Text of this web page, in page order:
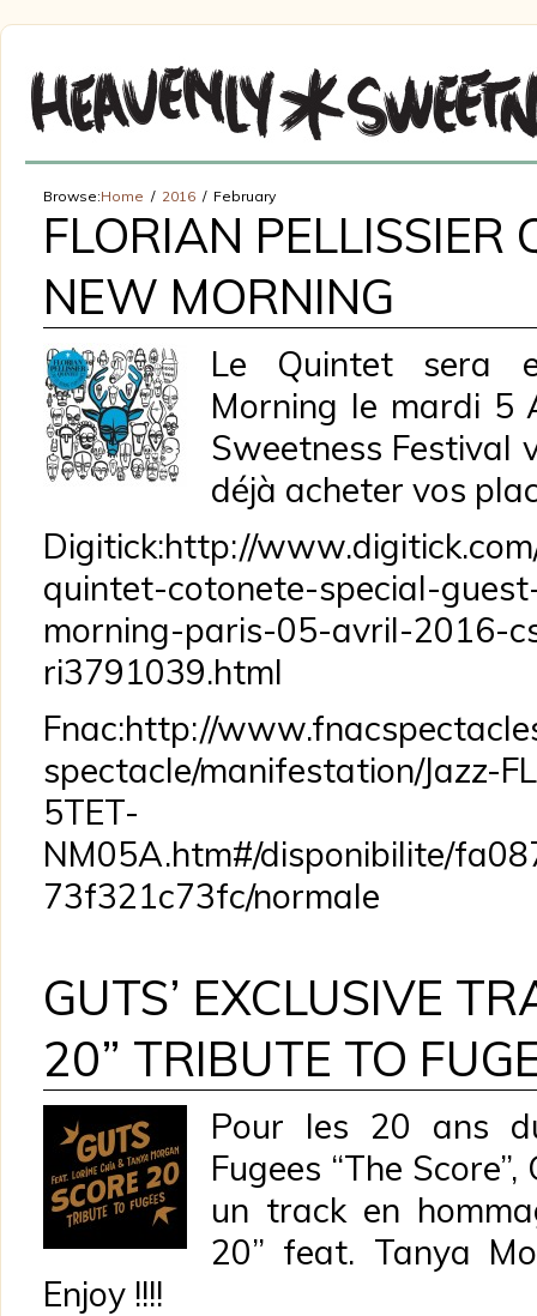
Browse:Home 2016 February
FLORIAN PELLISSIER
NEW MORNING
Le Quintet sera
Morning le mardi 5
Sweetness Festival
déjà acheter vos
Digitick:http://
quintet-cotonete-special-
morning-paris-05-avril-2016-
ri3791039.html
Fnac:http://
spectacle/manifestation/Jazz-
5TET-
NM05A.htm#/disponibilite/
73f321c73fc/normale
GUTS’ EXCLUSIVE
20” TRIBUTE TO
Pour les 20 ans
Fugees “The
un track en
20” feat. Tanya
Enjoy !!!!